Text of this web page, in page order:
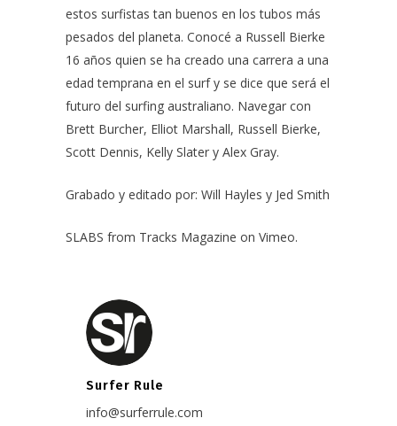
estos surfistas tan buenos en los tubos más
pesados del planeta. Conocé a Russell Bierke
16 años quien se ha creado una carrera a una
edad temprana en el surf y se dice que será el
futuro del surfing australiano. Navegar con
Brett Burcher, Elliot Marshall, Russell Bierke,
Scott Dennis, Kelly Slater y Alex Gray.
Grabado y editado por: Will Hayles y Jed Smith
SLABS from Tracks Magazine on Vimeo.
Surfer Rule
info@surferrule.com